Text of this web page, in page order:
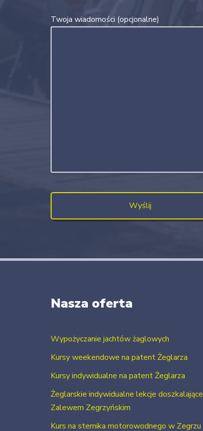
Twoja wiadomości (opcjonalne)
Nasza oferta
Wypożyczanie jachtów żaglowych
Kursy weekendowe na patent Żeglarza
Kursy indywidualne na patent Żeglarza
Żeglarskie indywidualne lekcje
Zalewem Zegrzyńskim
Kurs na sternika motorowodnego w Zegrzu